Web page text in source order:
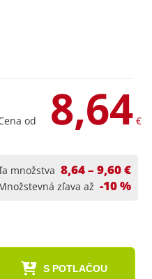
od 8,64 €
množstva 8,64 – 9,60 €
zľava až -10 %
S POTLAČOU